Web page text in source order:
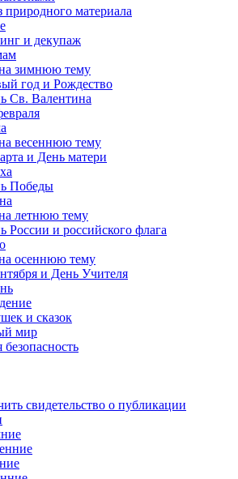
природного материала
и декупаж
зимнюю тему
год и Рождество
Св. Валентина
весеннюю тему
и День матери
Победы
летнюю тему
России и российского флага
осеннюю тему
и День Учителя
и сказок
мир
свидетельство о публикации